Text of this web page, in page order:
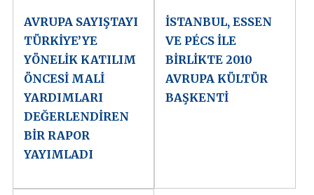
AVRUPA SAYIŞTAYI
TÜRKİYE’YE
YÖNELİK KATILIM
ÖNCESİ MALİ
YARDIMLARI
DEĞERLENDİREN
BİR RAPOR
YAYIMLADI
İSTANBUL, ESSEN
VE PÉCS İLE
BİRLİKTE 2010
AVRUPA KÜLTÜR
BAŞKENTİ